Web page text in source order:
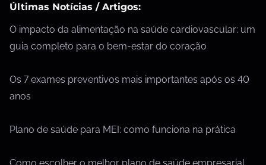
Últimas Notícias / Artigos:
O impacto da alimentação na saúde cardiovascular: um
guia completo para o bem-estar do coração
Os 7 exames preventivos mais importantes após os 40
anos
Plano de saúde para MEI: como funciona na prática